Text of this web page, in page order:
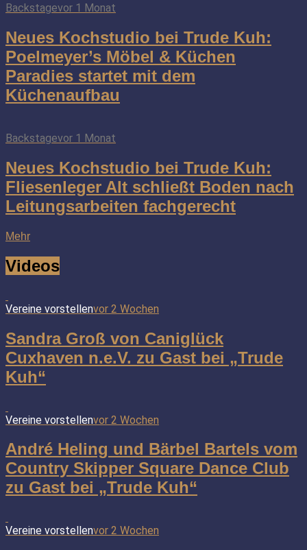
Backstagevor 1 Monat
Neues Kochstudio bei Trude Kuh:
Poelmeyer’s Möbel & Küchen
Paradies startet mit dem
Küchenaufbau
Backstagevor 1 Monat
Neues Kochstudio bei Trude Kuh:
Fliesenleger Alt schließt Boden nach
Leitungsarbeiten fachgerecht
Mehr
Videos
Vereine vorstellenvor 2 Wochen
Sandra Groß von Caniglück
Cuxhaven n.e.V. zu Gast bei „Trude
Kuh“
Vereine vorstellenvor 2 Wochen
André Heling und Bärbel Bartels vom
Country Skipper Square Dance Club
zu Gast bei „Trude Kuh“
Vereine vorstellenvor 2 Wochen